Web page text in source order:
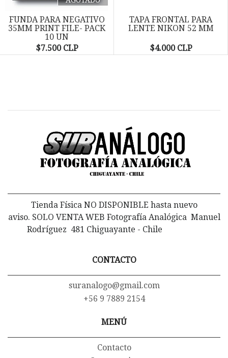
FUNDA PARA NEGATIVO
35MM PRINT FILE- PACK
10 UN
$7.500 CLP
TAPA FRONTAL PARA
LENTE NIKON 52 MM
$4.000 CLP
Tienda Física NO DISPONIBLE hasta nuevo
aviso. SOLO VENTA WEB Fotografía Analógica Manuel
Rodríguez 481 Chiguayante - Chile
CONTACTO
suranalogo@gmail.com
+56 9 7889 2154
MENÚ
Contacto